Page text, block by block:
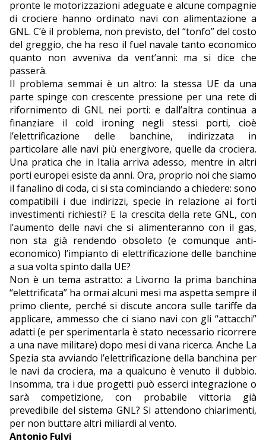
pronte le motorizzazioni adeguate e alcune compagnie
di crociere hanno ordinato navi con alimentazione a
GNL. C’è il problema, non previsto, del “tonfo” del costo
del greggio, che ha reso il fuel navale tanto economico
quanto non avveniva da vent’anni: ma si dice che
passerà.
Il problema semmai è un altro: la stessa UE da una
parte spinge con crescente pressione per una rete di
rifornimento di GNL nei porti: e dall’altra continua a
finanziare il cold ironing negli stessi porti, cioè
l’elettrificazione delle banchine, indirizzata in
particolare alle navi più energivore, quelle da crociera.
Una pratica che in Italia arriva adesso, mentre in altri
porti europei esiste da anni. Ora, proprio noi che siamo
il fanalino di coda, ci si sta cominciando a chiedere: sono
compatibili i due indirizzi, specie in relazione ai forti
investimenti richiesti? E la crescita della rete GNL, con
l’aumento delle navi che si alimenteranno con il gas,
non sta già rendendo obsoleto (e comunque anti-
economico) l’impianto di elettrificazione delle banchine
a sua volta spinto dalla UE?
Non è un tema astratto: a Livorno la prima banchina
“elettrificata” ha ormai alcuni mesi ma aspetta sempre il
primo cliente, perché si discute ancora sulle tariffe da
applicare, ammesso che ci siano navi con gli “attacchi”
adatti (e per sperimentarla è stato necessario ricorrere
a una nave militare) dopo mesi di vana ricerca. Anche La
Spezia sta avviando l’elettrificazione della banchina per
le navi da crociera, ma a qualcuno è venuto il dubbio.
Insomma, tra i due progetti può esserci integrazione o
sarà competizione, con probabile vittoria già
prevedibile del sistema GNL? Si attendono chiarimenti,
per non buttare altri miliardi al vento.
Antonio Fulvi